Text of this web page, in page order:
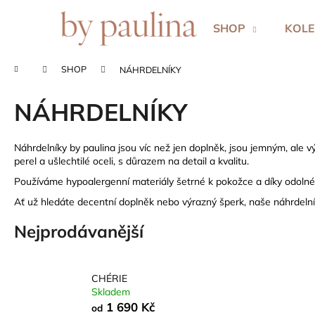
SHOP
Domů SHOP NÁHRDELNÍKY
NÁHRDELNÍKY
Náhrdelníky by paulina jsou víc než jen doplněk, jsou jemným, ale
perel a ušlechtilé oceli, s důrazem na detail a kvalitu.
Používáme hypoalergenní materiály šetrné k pokožce a díky
Ať už hledáte decentní doplněk nebo výrazný šperk, naše
Nejprodávanější
CHÉRIE
Skladem
od 1 690 Kč
Zpět
Zpět